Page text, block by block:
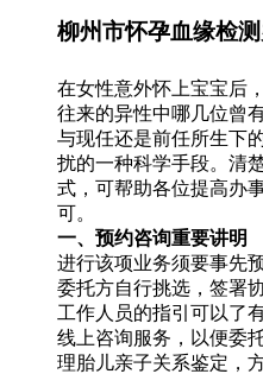
柳州市怀孕血缘检
在女性意外怀上宝宝后
往来的异性中哪几位曾
与现任还是前任所生下
扰的一种科学手段。清
式，可帮助各位提高办
可。
一、预约咨询重要讲明
进行该项业务须要事先
委托方自行挑选，签署
工作人员的指引可以了
线上咨询服务，以便委
理胎儿亲子关系鉴定，